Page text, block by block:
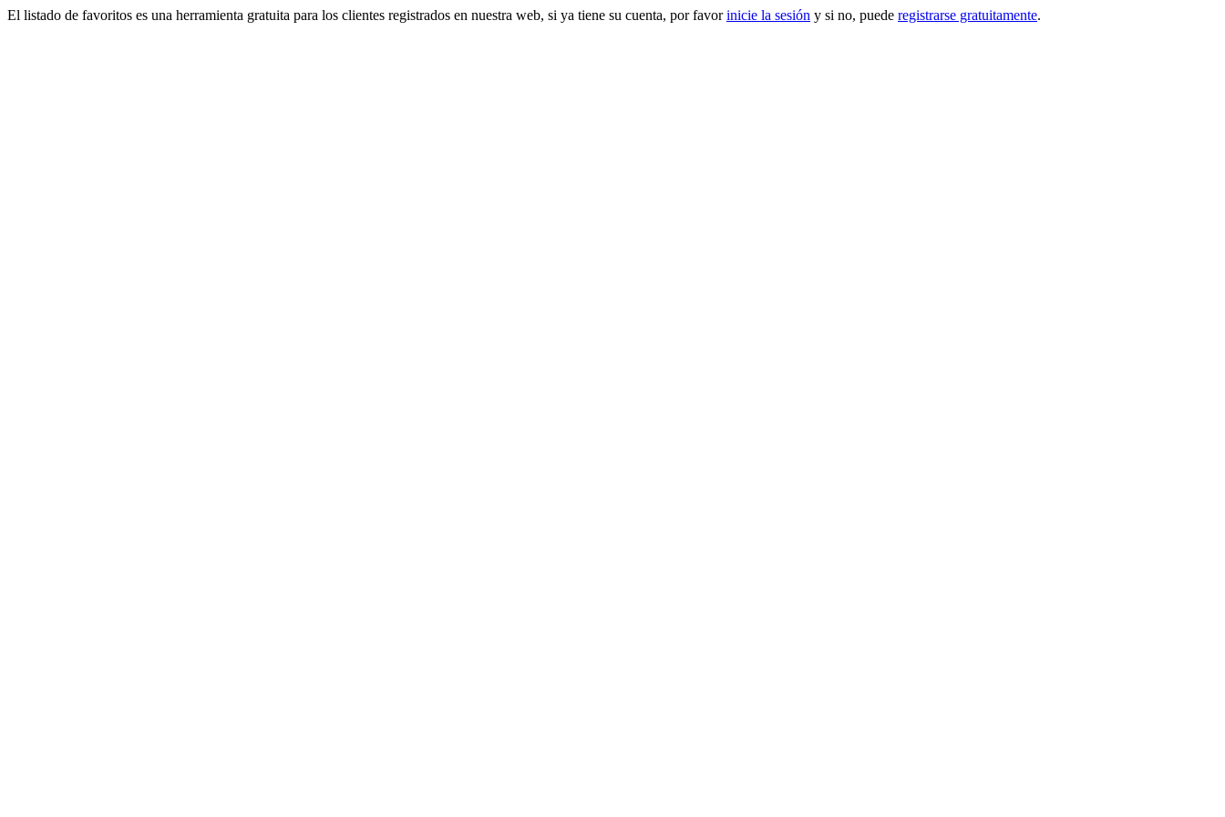
El listado de favoritos es una herramienta gratuita para los clientes registrados en nuestra web, si ya tiene su cuenta, por favorinicie la sesión y si no, puede registrarse gratuitamente.